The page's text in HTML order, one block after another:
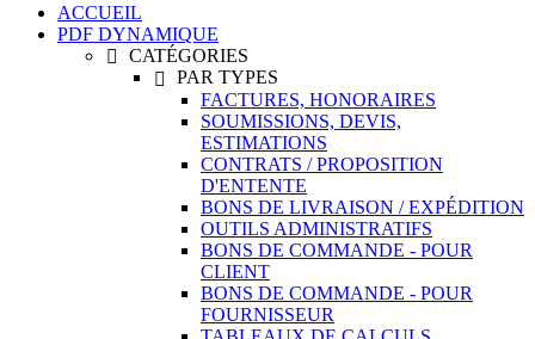
ACCUEIL
PDF DYNAMIQUE
 CATÉGORIES

PAR TYPES
FACTURES, HONORAIRES
SOUMISSIONS, DEVIS,
ESTIMATIONS
CONTRATS / PROPOSITION
D'ENTENTE
BONS DE LIVRAISON / EXPÉDITION
OUTILS ADMINISTRATIFS
BONS DE COMMANDE - POUR
CLIENT
BONS DE COMMANDE - POUR
FOURNISSEUR